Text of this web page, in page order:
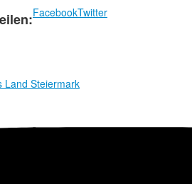
FacebookTwitter
Land Steiermark